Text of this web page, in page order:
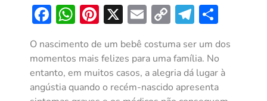
Facebook
WhatsApp
Pinterest
X EmailCopy
Link
O nascimento de um bebê costuma ser um dos
momentos mais felizes para uma família. No
entanto, em muitos casos, a alegria dá lugar à
angústia quando o recém-nascido apresenta